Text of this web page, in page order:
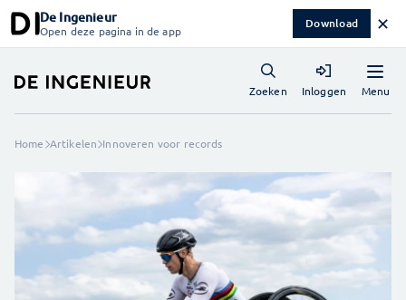
De Ingenieur
Open deze pagina in de app Download ✕
Menu
Zoeken Inloggen
Home Artikelen Innoveren voor records